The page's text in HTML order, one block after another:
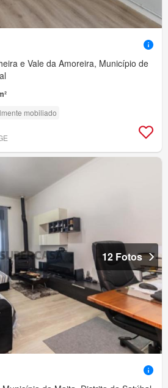
e Vale da Amoreira, Município de
mobiliado
12 Fotos